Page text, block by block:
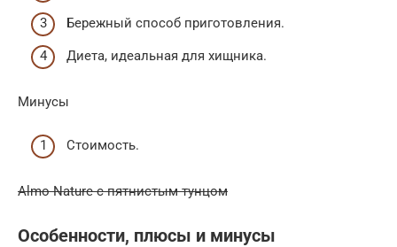
Бережный способ приготовления.
Диета, идеальная для хищника.
Минусы
Стоимость.
Almo Nature с пятнистым тунцом
Особенности, плюсы и минусы